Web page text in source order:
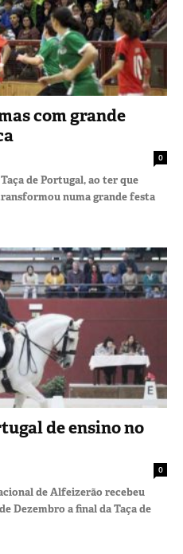
com grande
0
de Portugal, ao ter que
numa grande festa
de ensino no
0
de Alfeizerão recebeu
Dezembro a final da Taça de